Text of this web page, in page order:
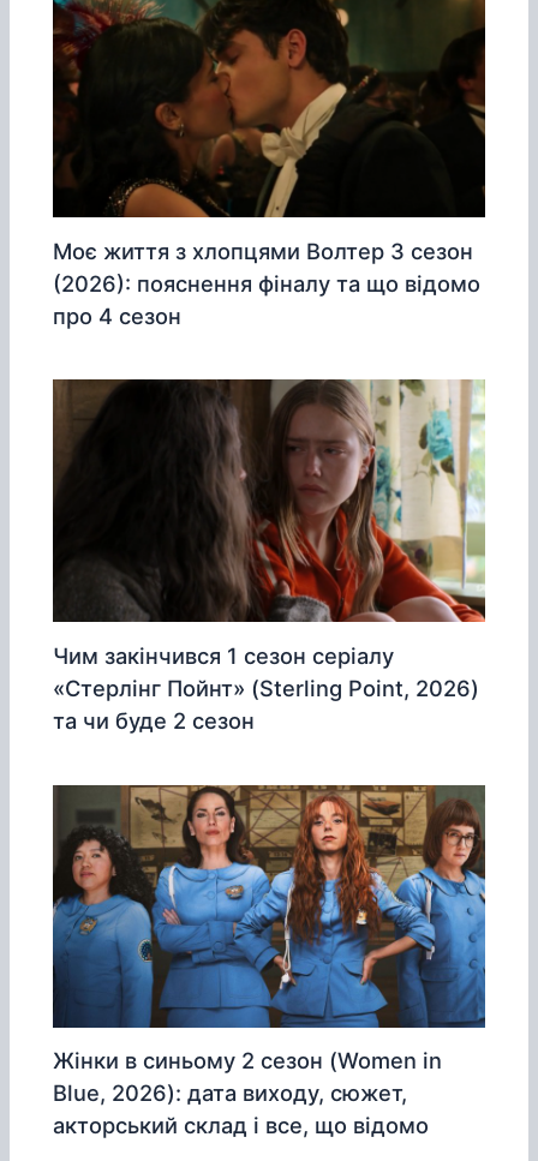
Моє життя з хлопцями Волтер 3 сезон
(2026): пояснення фіналу та що відомо
про 4 сезон
Чим закінчився 1 сезон серіалу
«Стерлінг Пойнт» (Sterling Point, 2026)
та чи буде 2 сезон
Жінки в синьому 2 сезон (Women in
Blue, 2026): дата виходу, сюжет,
акторський склад і все, що відомо